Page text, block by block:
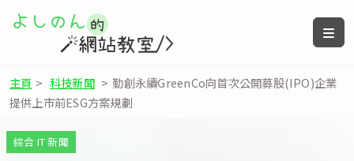
主頁 > 科技新聞 > 勤創永續GreenCo向首次公開募股(IPO)企業
提供上市前ESG方案規劃
綜合 IT 新聞